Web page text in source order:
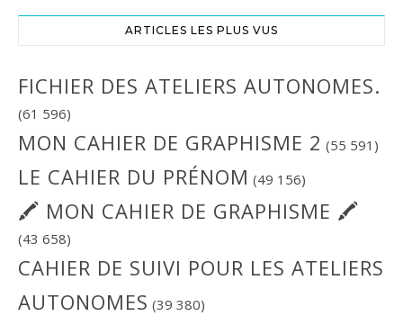
ARTICLES LES PLUS VUS
FICHIER DES ATELIERS AUTONOMES.
(61 596)
MON CAHIER DE GRAPHISME 2 (55 591)
LE CAHIER DU PRÉNOM (49 156)
🖍 MON CAHIER DE GRAPHISME 🖍
(43 658)
CAHIER DE SUIVI POUR LES ATELIERS
AUTONOMES (39 380)